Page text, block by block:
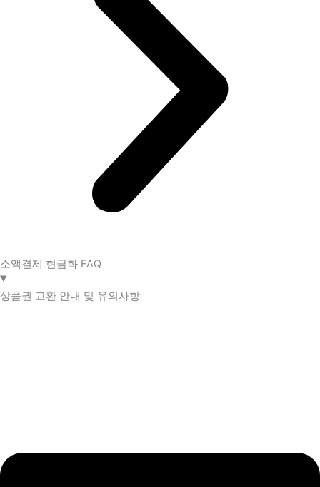
소액결제 현금화 FAQ​
상품권 교환 안내 및 유의사항